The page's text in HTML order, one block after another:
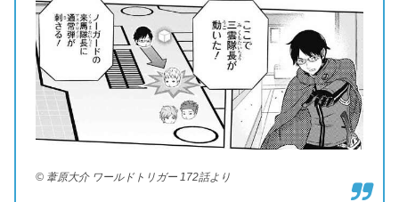
© 葦原大介 ワールドトリガー 172話より